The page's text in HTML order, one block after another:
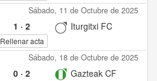
Sábado, 11 de Octubre de 2025
1 · 2 Iturgitxi FC
Rellenar acta
Sábado, 18 de Octubre de 2025
0· 2 Gazteak CF